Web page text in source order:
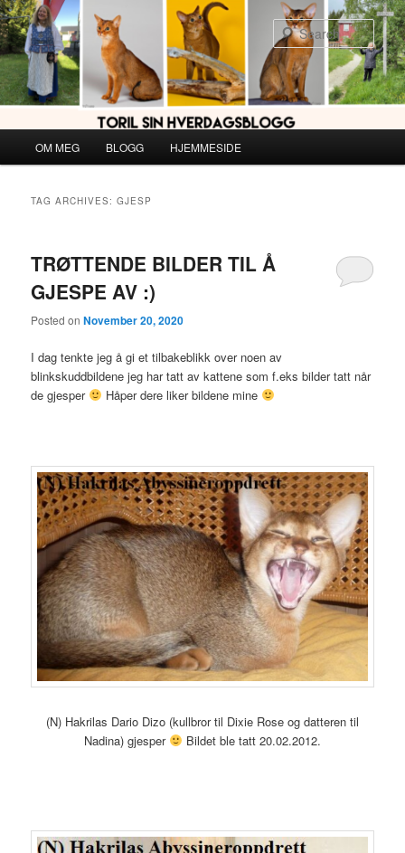
Skip
to
primary
content
Skip
to
secondary
content
OM MEG BLOGG HJEMMESIDE
TAG ARCHIVES:GJESP
TRØTTENDE BILDER TIL Å
GJESPE AV :)
Posted onNovember 20, 2020
I dag tenkte jeg å gi et tilbakeblikk over noen av
blinkskuddbildene jeg har tatt av kattene som f.eks bilder tatt når
de gjesper
Håper dere liker bildene mine
(N) Hakrilas Dario Dizo (kullbror til Dixie Rose og datteren til
Nadina) gjesper
Bildet ble tatt 20.02.2012.